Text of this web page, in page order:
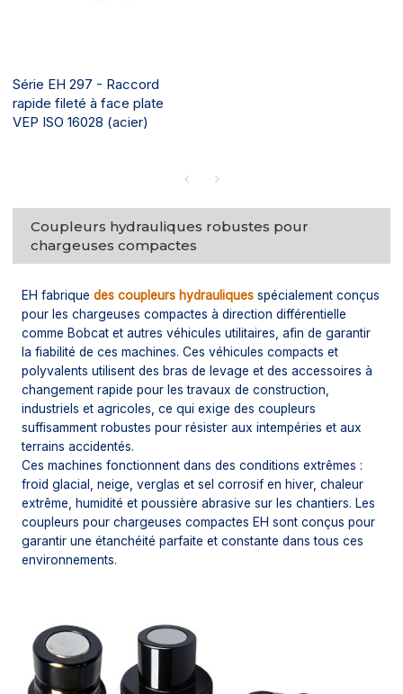
Série EH 297 - Raccord
rapide fileté à face plate
VEP ISO 16028 (acier)
Coupleurs hydrauliques robustes pour
chargeuses compactes
EH fabriquedes coupleurs hydrauliques spécialement conçus
pour les chargeuses compactes à direction différentielle
comme Bobcat et autres véhicules utilitaires, afin de garantir
la fiabilité de ces machines. Ces véhicules compacts et
polyvalents utilisent des bras de levage et des accessoires à
changement rapide pour les travaux de construction,
industriels et agricoles, ce qui exige des coupleurs
suffisamment robustes pour résister aux intempéries et aux
terrains accidentés.
Ces machines fonctionnent dans des conditions extrêmes :
froid glacial, neige, verglas et sel corrosif en hiver, chaleur
extrême, humidité et poussière abrasive sur les chantiers. Les
coupleurs pour chargeuses compactes EH sont conçus pour
garantir une étanchéité parfaite et constante dans tous ces
environnements.